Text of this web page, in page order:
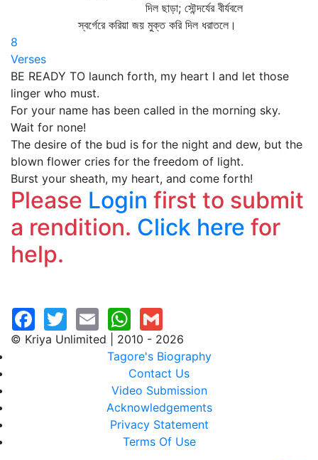
দিল ছাড়া; সৌন্দর্যের বীর্যবলে
স্বর্গেরে করিয়া জয় মুক্ত করি দিল ধরাতলে।
8
Verses
BE READY TO launch forth, my heart I and let those
linger who must.
For your name has been called in the morning sky.
Wait for none!
The desire of the bud is for the night and dew, but the
blown flower cries for the freedom of light.
Burst your sheath, my heart, and come forth!
Please Login first to submit
a rendition. Click here for
help.
© Kriya Unlimited | 2010 - 2026
Tagore's Biography
Contact Us
Video Submission
Acknowledgements
Privacy Statement
Terms Of Use